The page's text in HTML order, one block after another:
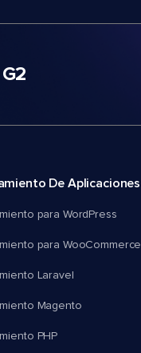
De Aplicaciones
para WordPress
para WooCommerce
Laravel
Magento
PHP